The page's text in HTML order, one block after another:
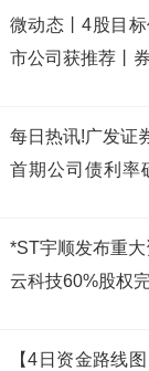
微动态丨4股目
市公司获推荐丨
每日热讯!广发证
首期公司债利率
*ST宇顺发布重
云科技60%股权
【4日资金路线